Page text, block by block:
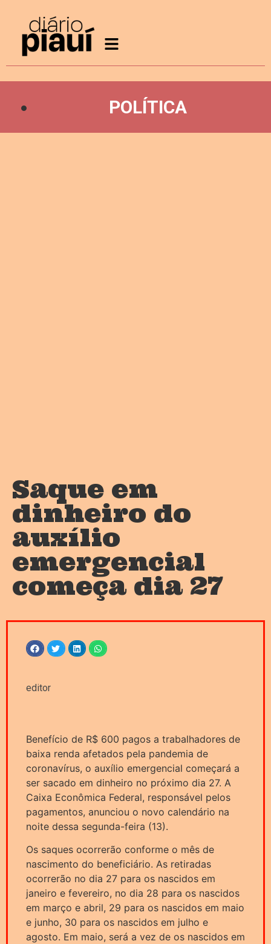
POLÍTICA
Saque em
dinheiro do
auxílio
emergencial
começa dia 27
editor
Benefício de R$ 600 pagos a trabalhadores de
baixa renda afetados pela pandemia de
coronavírus, o auxílio emergencial começará a
ser sacado em dinheiro no próximo dia 27. A
Caixa Econômica Federal, responsável pelos
pagamentos, anunciou o novo calendário na
noite dessa segunda-feira (13).
Os saques ocorrerão conforme o mês de
nascimento do beneficiário. As retiradas
ocorrerão no dia 27 para os nascidos em
janeiro e fevereiro, no dia 28 para os nascidos
em março e abril, 29 para os nascidos em maio
e junho, 30 para os nascidos em julho e
agosto. Em maio, será a vez de os nascidos em